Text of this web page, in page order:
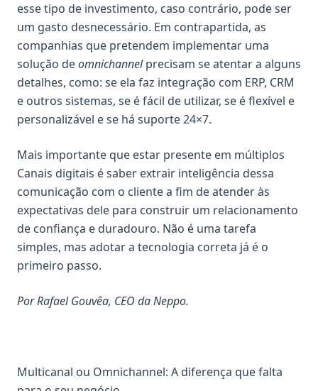
esse tipo de investimento, caso contrário, pode ser
um gasto desnecessário. Em contrapartida, as
companhias que pretendem implementar uma
solução deomnichannelprecisam se atentar a alguns
detalhes, como: se ela faz integração com ERP, CRM
e outros sistemas, se é fácil de utilizar, se é flexível e
personalizável e se há suporte 24×7.
Mais importante que estar presente em múltiplos
Canais digitais é saber extrair inteligência dessa
comunicação com o cliente a fim de atender às
expectativas dele para construir um relacionamento
de confiança e duradouro. Não é uma tarefa
simples, mas adotar a tecnologia correta já é o
primeiro passo.
Por Rafael Gouvêa, CEO da Neppo.
Multicanal ou Omnichannel: A diferença que falta